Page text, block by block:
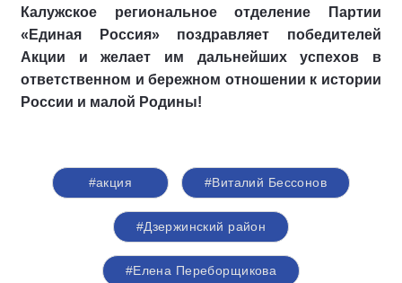
Калужское региональное отделение Партии
«Единая Россия» поздравляет победителей
Акции и желает им дальнейших успехов в
ответственном и бережном отношении к истории
России и малой Родины!
#акция #Виталий Бессонов
#Дзержинский район
#Елена Переборщикова